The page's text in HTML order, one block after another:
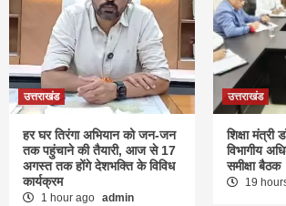
उत्तराखंड
हर घर तिरंगा अभियान को जन-जन
तक पहुंचाने की तैयारी, आज से 17
अगस्त तक होंगे देशभक्ति के विविध
कार्यक्रम
1 hour ago admin
उत्तराखंड
शिक्षा मंत्री
विभागीय
समीक्षा बैठक
19